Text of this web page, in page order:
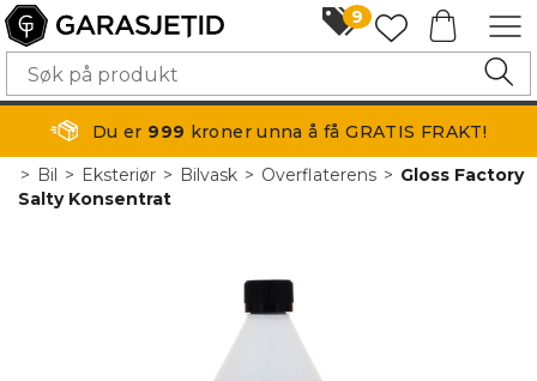
9
Du er 999 kroner unna å få GRATIS FRAKT!
> Bil> Eksteriør> Bilvask>Overflaterens>Gloss Factory
Salty Konsentrat